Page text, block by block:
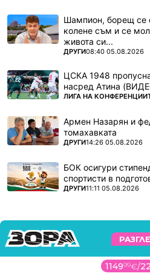
Шампион, борещ се
колене съм и се
живота си...
ПОВЕЧЕ ОТ
ДРУГИ08:40 05.08.2026
ЦСКА 1948
насред Атина
ПОВЕЧЕ ОТ
ЛИГА НА
Армен Назарян и
томахавката
ПОВЕЧЕ ОТ
ДРУГИ14:26 05.08.2026
БОК осигури
спортисти в
ПОВЕЧЕ ОТ
ДРУГИ11:11 05.08.2026
114999€/